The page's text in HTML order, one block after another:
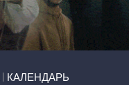
КАЛЕНДАРЬ